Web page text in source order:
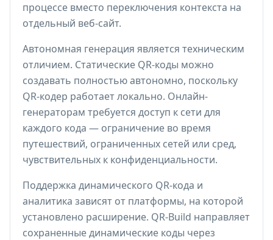
процессе вместо переключения контекста на
отдельный веб-сайт.
Автономная генерация является техническим
отличием. Статические QR-коды можно
создавать полностью автономно, поскольку
QR-кодер работает локально. Онлайн-
генераторам требуется доступ к сети для
каждого кода — ограничение во время
путешествий, ограниченных сетей или сред,
чувствительных к конфиденциальности.
Поддержка динамического QR-кода и
аналитика зависят от платформы, на которой
установлено расширение. QR-Build направляет
сохраненные динамические коды через